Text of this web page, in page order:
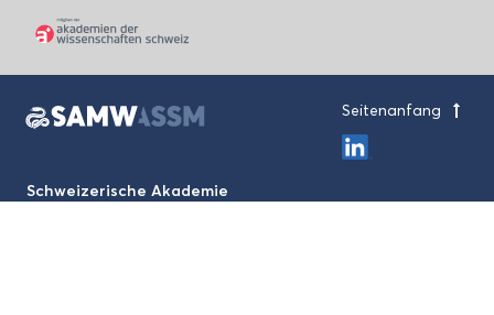
Schwei­ze­ri­sche Aka­de­mie
Sei­ten­an­fang